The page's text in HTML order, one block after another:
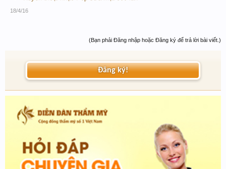
18/4/16
(Bạn phải Đăng nhập hoặc Đăng ký để trả lời bài viết.)
Đăng ký!